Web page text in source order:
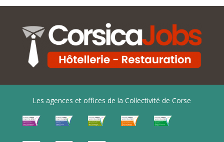
Les agences et offices de la Collectivité de Corse